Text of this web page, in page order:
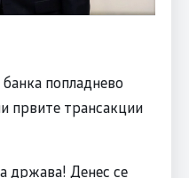
попладнево
првите трансакции
држава! Денес се